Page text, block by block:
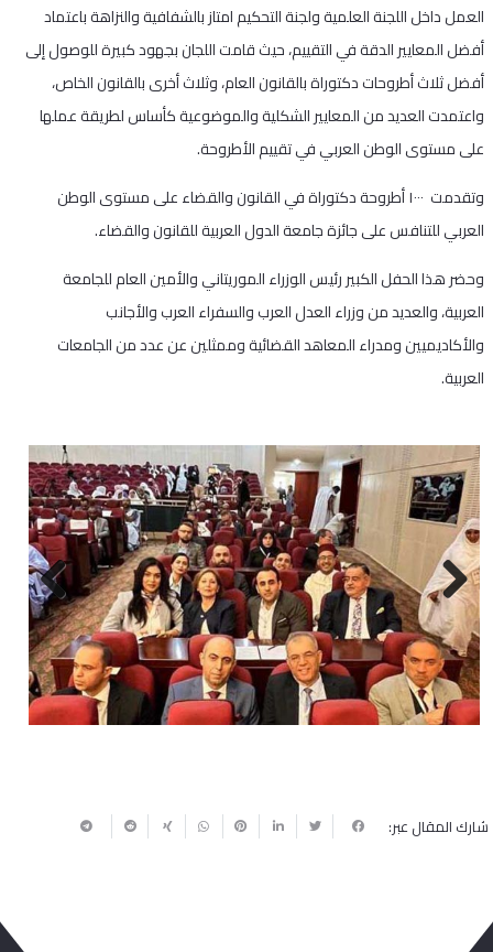
العمل داخل اللجنة العلمية ولجنة التحكيم امتاز بالشفافية والنزاهة باعتماد
أفضل المعايير الدقة في التقييم، حيث قامت اللجان بجهود كبيرة للوصول إلى
أفضل ثلاث أطروحات دكتوراة بالقانون العام، وثلاث أخرى بالقانون الخاص،
واعتمدت العديد من المعايير الشكلية والموضوعية كأساس لطريقة عملها
على مستوى الوطن العربي في تقييم الأطروحة.
وتقدمت ١٠٠٠ أطروحة دكتوراة في القانون والقضاء على مستوى الوطن
العربي للتنافس على جائزة جامعة الدول العربية للقانون والقضاء.
وحضر هذا الحفل الكبير رئيس الوزراء الموريتاني والأمين العام للجامعة
العربية، والعديد من وزراء العدل العرب والسفراء العرب والأجانب
والأكاديميين ومدراء المعاهد القضائية وممثلين عن عدد من الجامعات
العربية.
Previous
Next
شارك المقال عبر: